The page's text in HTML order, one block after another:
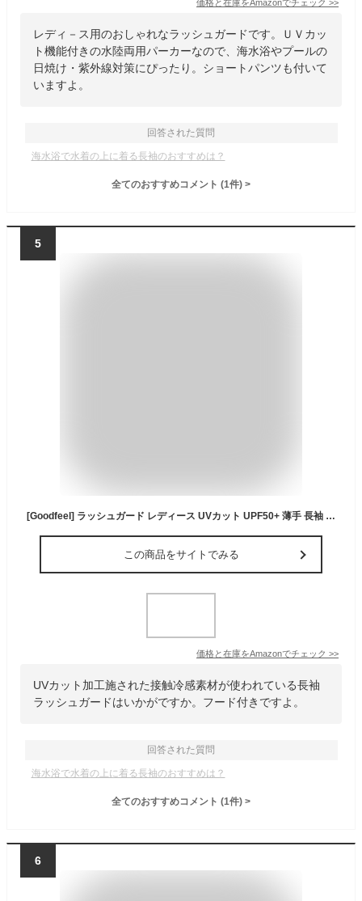
価格と在庫をAmazonでチェック >>
レディ－ス用のおしゃれなラッシュガードです。ＵＶカッ
ト機能付きの水陸両用パーカーなので、海水浴やプールの
日焼け・紫外線対策にぴったり。ショートパンツも付いて
いますよ。
回答された質問
海水浴で水着の上に着る長袖のおすすめは？
全てのおすすめコメント (1件) >
5
[Goodfeel] ラッシュガード レディース UVカット UPF50+ 薄手 長袖 パーカー 軽量 涼しい 冷感 トップス 日焼け止め 水着 紫外線対策 速乾通気性 海 アウター 無地 おしゃれ
この商品をサイトでみる
価格と在庫をAmazonでチェック >>
UVカット加工施された接触冷感素材が使われている長袖
ラッシュガードはいかがですか。フード付きですよ。
回答された質問
海水浴で水着の上に着る長袖のおすすめは？
全てのおすすめコメント (1件) >
6